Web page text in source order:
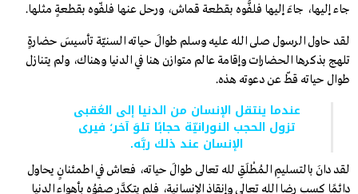
جاء إليها، جاءَ إليها فلفُّوه بقطعة قماش، ورحل عنها فلفّوه بقطعةٍ مثلها.
لقد حاول الرسول صلى الله عليه وسلم طوالَ حياته السنيّة تأسيسَ حضارةٍ
تلهج بذكرها الحضارات وإقامة عالم متوازن هنا في الدنيا وهناك، ولم يتنازل
طوال حياته قطّ عن دعوته هذه.
عندما ينتقل الإنسان من الدنيا إلى العُقبى
تزول الحجب النورانيّة حجابًا تلوَ آخر؛ فيرى
الإنسان عند ذلك ربَّه.
لقد دانَ بالتسليمِ الـمُطْلَقِ لله تعالى طوالَ حياته، فعاش في اطمئنانٍ يحاول
دائمًا كسب رضا الله تعالى وإنقاذ الإنسانية، فلم يتكدَّر صفوُه بأهواء الدنيا